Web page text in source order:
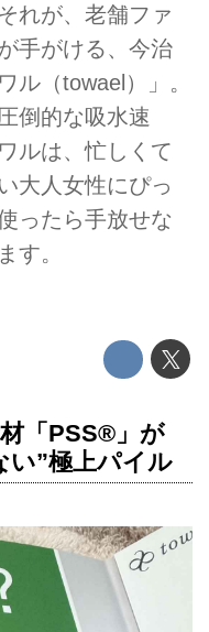
れが、老舗ファ
手がける、今治
ル（towael）」。
倒的な吸水速
ルは、忙しくて
大人女性にぴっ
ったら手放せな
す。
「PSS®」が
い”極上パイル